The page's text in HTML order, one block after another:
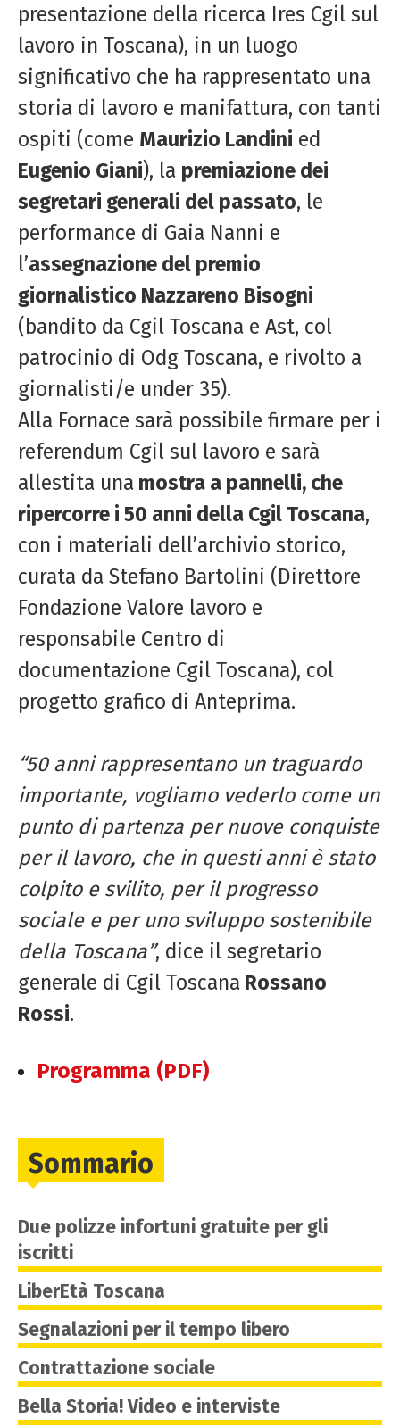
presentazione della ricerca Ires Cgil sul
lavoro in Toscana), in un luogo
significativo che ha rappresentato una
storia di lavoro e manifattura, con tanti
ospiti (come Maurizio Landini ed
Eugenio Giani), la premiazione dei
segretari generali del passato, le
performance di Gaia Nanni e
l’assegnazione del premio
giornalistico Nazzareno Bisogni
(bandito da Cgil Toscana e Ast, col
patrocinio di Odg Toscana, e rivolto a
giornalisti/e under 35).
Alla Fornace sarà possibile firmare per i
referendum Cgil sul lavoro e sarà
allestita una mostra a pannelli, che
ripercorre i 50 anni della Cgil Toscana,
con i materiali dell’archivio storico,
curata da Stefano Bartolini (Direttore
Fondazione Valore lavoro e
responsabile Centro di
documentazione Cgil Toscana), col
progetto grafico di Anteprima.
“50 anni rappresentano un traguardo
importante, vogliamo vederlo come un
punto di partenza per nuove conquiste
per il lavoro, che in questi anni è stato
colpito e svilito, per il progresso
sociale e per uno sviluppo sostenibile
della Toscana”, dice il segretario
generale di Cgil Toscana Rossano
Rossi.
Programma (PDF)
Sommario
Due polizze infortuni gratuite per gli
iscritti
LiberEtà Toscana
Segnalazioni per il tempo libero
Contrattazione sociale
Bella Storia! Video e interviste